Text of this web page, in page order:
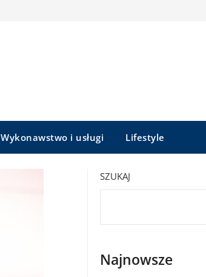
Wykonawstwo i usługi Lifestyle
SZUKAJ
Najnowsze